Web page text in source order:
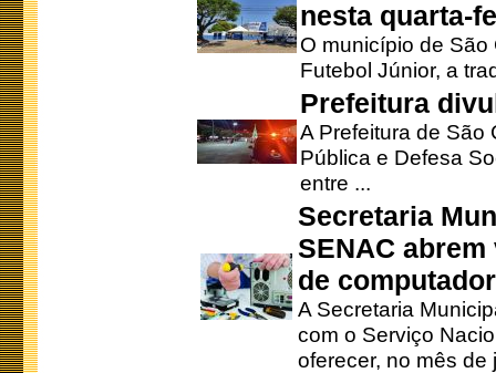
nesta quarta-
O município de
Futebol Júnior, a
Prefeitura
A Prefeitura de São
Pública e Defesa
entre ...
Secretaria
SENAC
de
A Secretaria
com o Serviço
oferecer, no mês de